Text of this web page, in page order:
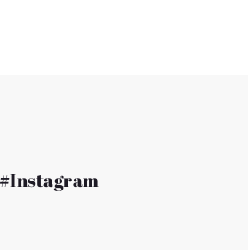
#Instagram